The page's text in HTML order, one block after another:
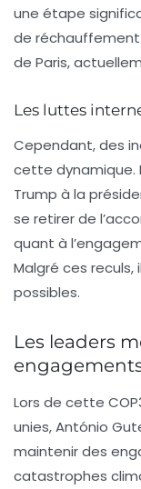
une étape
de réchauffement
de Paris,
Les luttes
Cependant, des
cette dynamique.
Trump à la
se retirer de
quant à
Malgré ces
possibles.
Les leaders
Lors de cette
unies, António
maintenir des
catastrophes